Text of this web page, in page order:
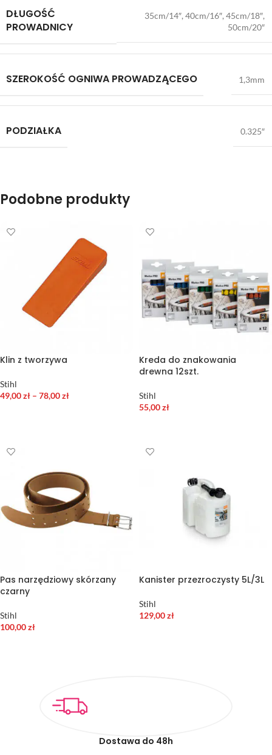
DŁUGOŚĆ
PROWADNICY
35cm/14″, 40cm/16″, 45cm/18″,
50cm/20″
SZEROKOŚĆ OGNIWA PROWADZĄCEGO 1,3mm
PODZIAŁKA 0.325″
Podobne produkty
Klin z tworzywa
Stihl
49,00zł – 78,00zł
Kreda do znakowania
drewna 12szt.
Stihl
55,00zł
Pas narzędziowy skórzany
czarny
Stihl
100,00zł
Kanister przezroczysty 5L/3L
Stihl
129,00zł
Dostawa do 48h